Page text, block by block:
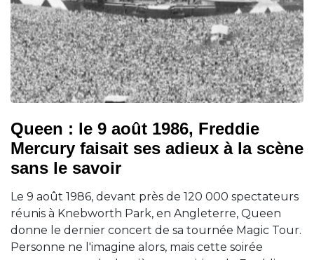
Queen : le 9 août 1986, Freddie
Mercury faisait ses adieux à la scène
sans le savoir
Le 9 août 1986, devant près de 120 000 spectateurs
réunis à Knebworth Park, en Angleterre, Queen
donne le dernier concert de sa tournée Magic Tour.
Personne ne l'imagine alors, mais cette soirée